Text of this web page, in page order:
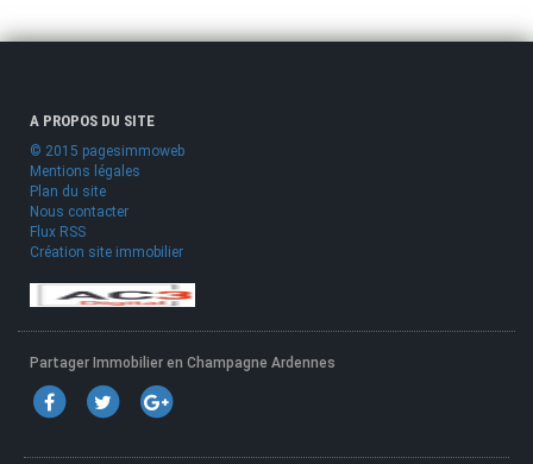
A PROPOS DU SITE
© 2015 pagesimmoweb
Mentions légales
Plan du site
Nous contacter
Flux RSS
Création site immobilier
Partager Immobilier en Champagne Ardennes